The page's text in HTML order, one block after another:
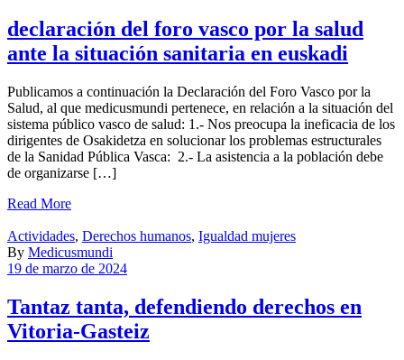
declaración del foro vasco por la salud
ante la situación sanitaria en euskadi
Publicamos a continuación la Declaración del Foro Vasco por la
Salud, al que medicusmundi pertenece, en relación a la situación del
sistema público vasco de salud: 1.- Nos preocupa la ineficacia de los
dirigentes de Osakidetza en solucionar los problemas estructurales
de la Sanidad Pública Vasca: 2.- La asistencia a la población debe
de organizarse […]
Read More
Actividades, Derechos humanos, Igualdad mujeres
By Medicusmundi
19 de marzo de 2024
Tantaz tanta, defendiendo derechos en
Vitoria-Gasteiz